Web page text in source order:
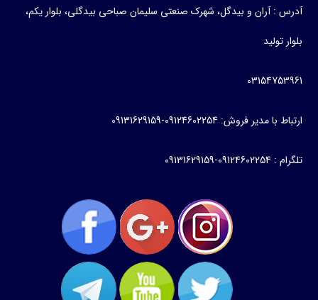
آدرس : آران و بیدگل، شهرک صنعتی سلیمان صباحی بیدگلی، بلوار یکم،
بلوار تولید
03154753961
ارتباط با مدیر فروش: 09124602254-09131629159
تلگرام : 09124602254-09131629159